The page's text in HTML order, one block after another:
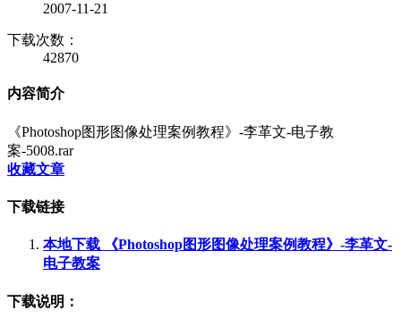
2007-11-21
下载次数：
42870
内容简介
《Photoshop图形图像处理案例教程》-李革文-电子教
案-5008.rar
收藏文章
下载链接
本地下载 《Photoshop图形图像处理案例教程》-李革文-
电子教案
下载说明：